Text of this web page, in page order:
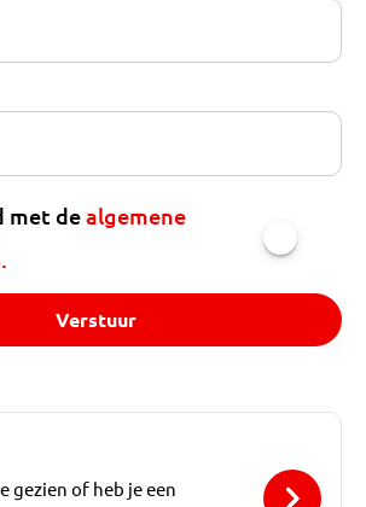
met dealgemene
Verstuur
gezien of heb je een